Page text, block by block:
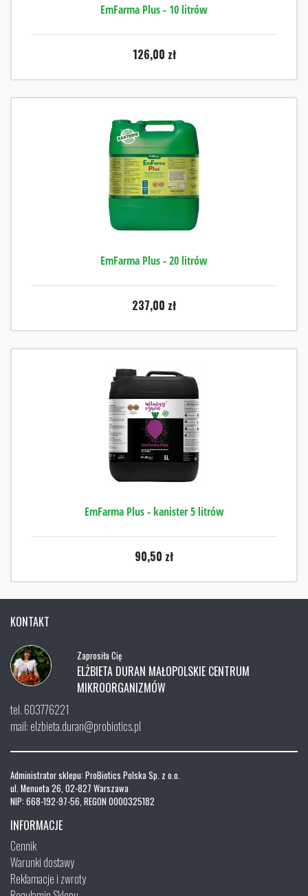
EmFarma Plus - 10 litrów
126,00 zł
EmFarma Plus - 20 litrów
237,00 zł
EmFarma Plus - kanister 5 litrów
90,50 zł
KONTAKT
Zaprosiła Cię
ELŻBIETA DURAN MAŁOPOLSKIE CENTRUM
MIKROORGANIZMÓW
tel. 603776221
mail: elzbieta.duran@probiotics.pl
Administrator sklepu: ProBiotics Polska Sp. z o.o.
ul. Menueta 26, 02-827 Warszawa
NIP: 668-192-97-56, REGON 0000325182
INFORMACJE
Cennik
Warunki dostawy
Reklamacje i zwroty